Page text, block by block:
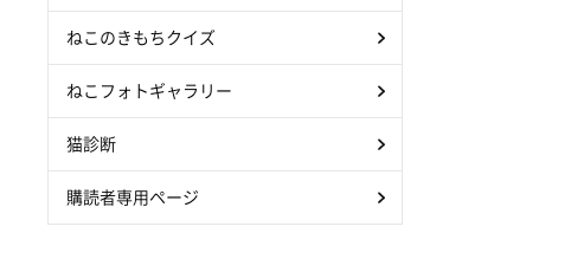
ねこのきもちクイズ
ねこフォトギャラリー
猫診断
購読者専用ページ